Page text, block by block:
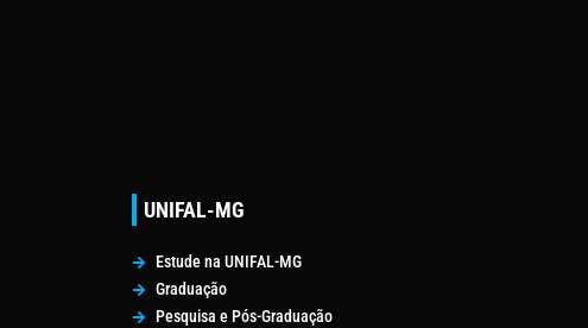
UNIFAL-MG
Estude na UNIFAL-MG
Graduação
Pesquisa e Pós-Graduação